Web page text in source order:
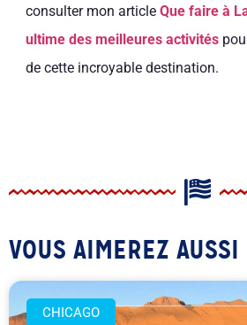
consulter mon article Que faire à
ultime des meilleures activités
de cette incroyable destination.
VOUS AIMEREZ AUSSI
CHICAGO